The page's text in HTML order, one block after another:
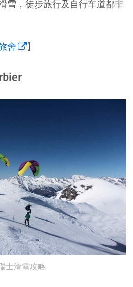
雪，徒步旅行及自行车道都非
舍 】
士滑雪攻略